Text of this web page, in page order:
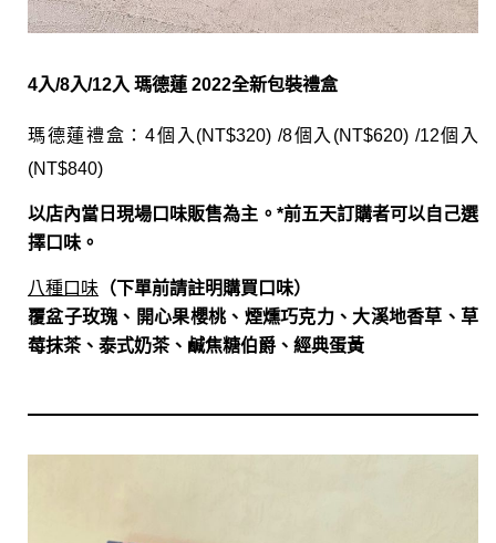
4入/8入/12入 瑪德蓮 2022全新包裝禮盒
瑪德蓮禮盒：4個入(NT$320) /8個入(NT$620) /12個入
(NT$840)
以店內當日現場口味販售為主。*前五天訂購者可以自己選
擇口味。
八種口味 （下單前請註明購買口味）
覆盆子玫瑰、開心果櫻桃、煙燻巧克力、大溪地香草、草
莓抹茶、泰式奶茶、鹹焦糖伯爵、經典蛋黃